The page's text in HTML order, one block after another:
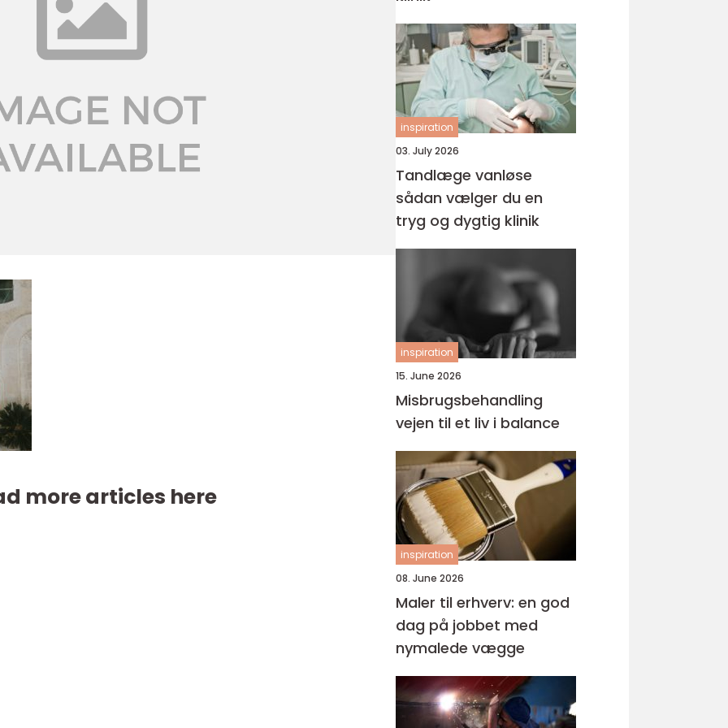
more articles here
inspiration
03. July 2026
Tandlæge vanløse
sådan vælger du en
tryg og dygtig klinik
inspiration
15. June 2026
Misbrugsbehandling
vejen til et liv i balance
inspiration
08. June 2026
Maler til erhverv: en god
dag på jobbet med
nymalede vægge